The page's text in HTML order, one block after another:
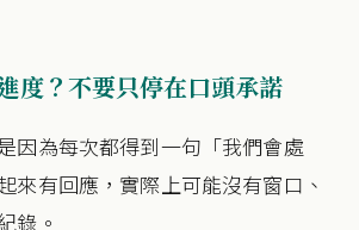
度？不要只停在口頭承諾
因為每次都得到一句「我們會處
來有回應，實際上可能沒有窗口、
錄。